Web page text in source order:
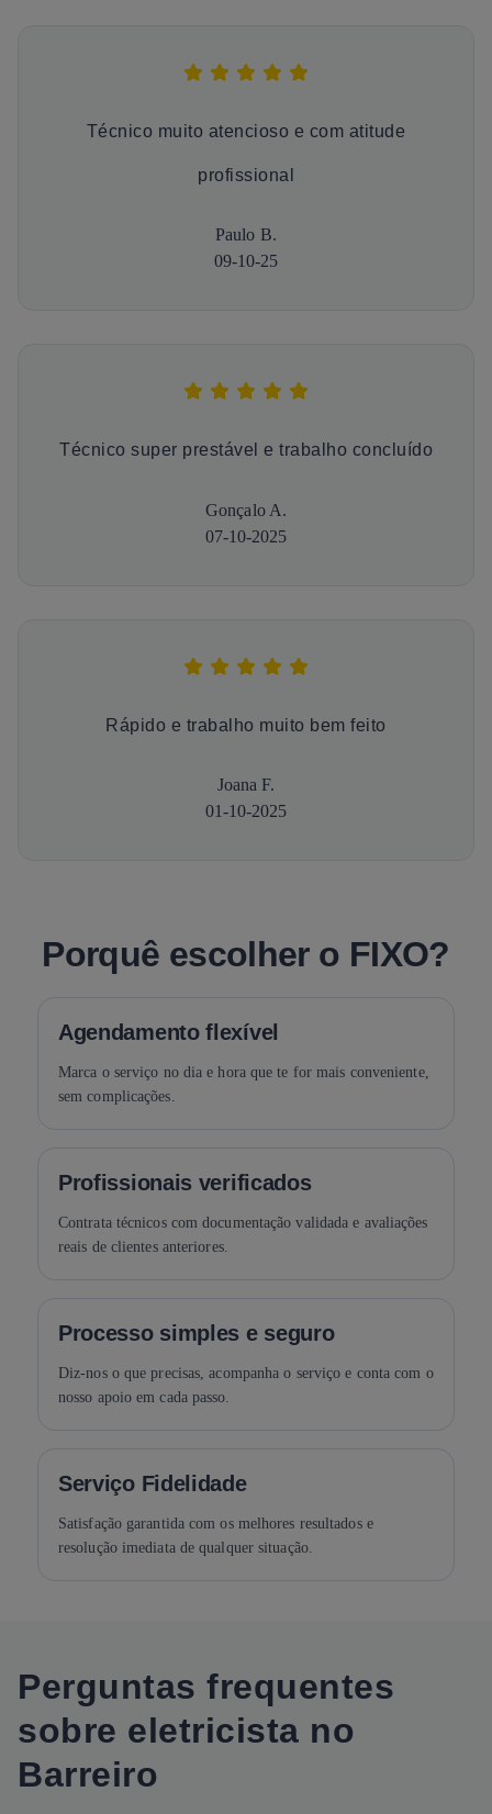
Técnico muito atencioso e com atitude
profissional
Paulo B.
09-10-25
Técnico super prestável e trabalho concluído
Gonçalo A.
07-10-2025
Rápido e trabalho muito bem feito
Joana F.
01-10-2025
Porquê escolher o FIXO?
Agendamento flexível
Marca o serviço no dia e hora que te for mais conveniente,
sem complicações.
Profissionais verificados
Contrata técnicos com documentação validada e avaliações
reais de clientes anteriores.
Processo simples e seguro
Diz-nos o que precisas, acompanha o serviço e conta com o
nosso apoio em cada passo.
Serviço Fidelidade
Satisfação garantida com os melhores resultados e
resolução imediata de qualquer situação.
Perguntas frequentes
sobre eletricista no
Barreiro